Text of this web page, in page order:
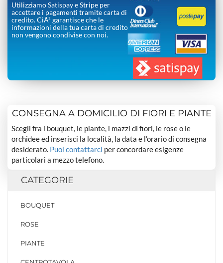
Utilizziamo Satispay e Stripe per
accettare i pagamenti tramite carta di
credito. CiÃ² garantisce che le
informazioni della tua carta di credito
non vengono condivise con noi.
CONSEGNA A DOMICILIO DI FIORI E PIANTE
Scegli fra i bouquet, le piante, i mazzi di fiori, le rose o le
orchidee ed inserisci la località, la data e l’orario di consegna
desiderato. Puoi contattarci per concordare esigenze
particolari a mezzo telefono.
CATEGORIE
BOUQUET
ROSE
PIANTE